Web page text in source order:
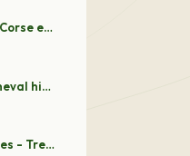
Rando à cheval en Corse et Ethologie
Week-end rando cheval hiver en Alsace
Trek Aiguilles Rouges - Trek France